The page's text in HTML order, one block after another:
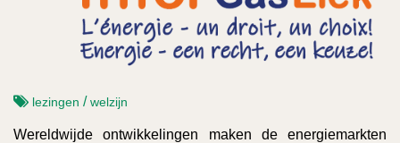
lezingen / welzijn
Wereldwijde ontwikkelingen maken de energiemarkten